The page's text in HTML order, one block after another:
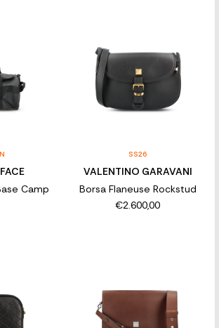
DI LUSSO DA
SCOPRI LE FIRME
ESCLUSIVE
contemporaneo di Chloè. Acquista online
premium senza compromessi.
Camp
SS26
VALENTINO GARAVANI
Borsa Flaneuse Rockstud
€2.600,00